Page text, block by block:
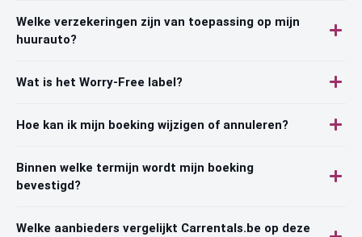
Welke verzekeringen zijn van toepassing op mijn
huurauto?
Wat is het Worry-Free label?
Hoe kan ik mijn boeking wijzigen of annuleren?
Binnen welke termijn wordt mijn boeking
bevestigd?
Welke aanbieders vergelijkt Carrentals.be op deze